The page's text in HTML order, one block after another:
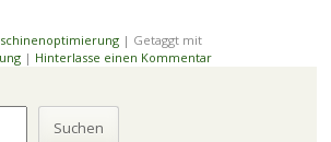
| Getaggt mit
| Hinterlasse einen Kommentar
Suchen